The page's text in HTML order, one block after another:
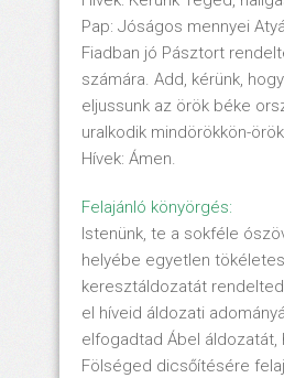
Pap: Jóságos mennyei
Fiadban jó Pásztort
számára. Add, kérünk,
eljussunk az örök béke
uralkodik mindörökkön-
Hívek: Ámen.
Felajánló könyörgés:
Istenünk, te a sokféle
helyébe egyetlen
keresztáldozatát
el híveid áldozati
elfogadtad Ábel áldozatát,
Fölséged dicsőítésére